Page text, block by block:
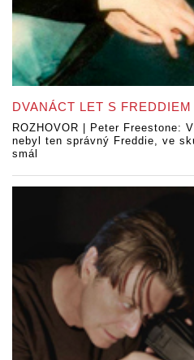
DVANÁCT LET S
ROZHOVOR | Peter Freestone:
nebyl ten správný Freddie, ve
smál